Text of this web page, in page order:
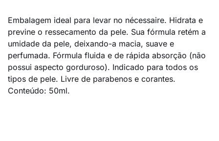
Embalagem ideal para levar no nécessaire. Hidrata e
previne o ressecamento da pele. Sua fórmula retém a
umidade da pele, deixando-a macia, suave e
perfumada. Fórmula fluida e de rápida absorção (não
possui aspecto gorduroso). Indicado para todos os
tipos de pele. Livre de parabenos e corantes.
Conteúdo: 50ml.